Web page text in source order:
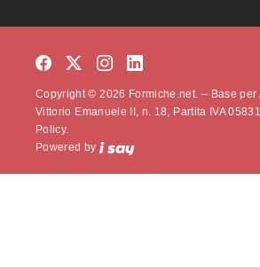
Copyright © 2026 Formiche.net. – Base per
Vittorio Emanuele II, n. 18, Partita IVA
Policy.
Powered by